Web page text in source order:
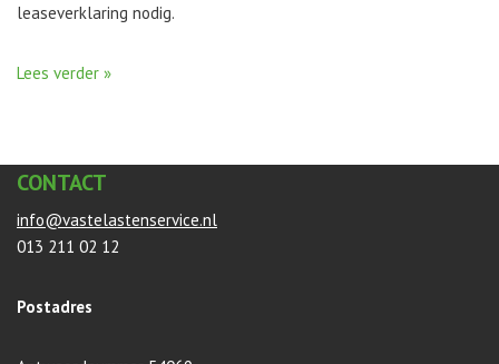
leaseverklaring nodig.
Lees verder »
CONTACT
info@vastelastenservice.nl
013 211 02 12
Postadres